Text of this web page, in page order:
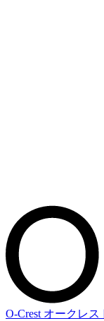
O-Crest オークレス